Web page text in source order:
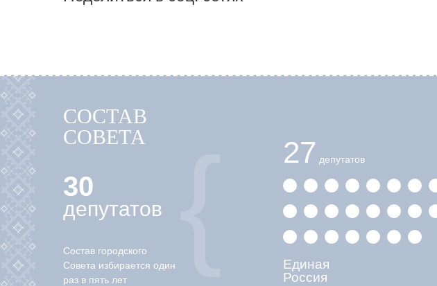
СОСТАВ
СОВЕТА
30
депутатов
Состав городского
Совета избирается один
раз в пять лет
27 депутатов
Единая
Россия